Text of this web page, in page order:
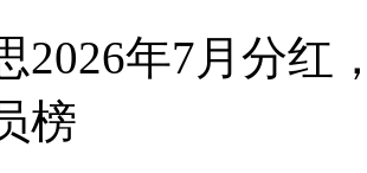
2026年7月分红
榜